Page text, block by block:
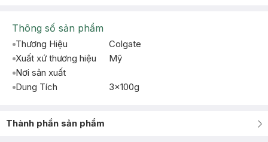
Thông số sản phẩm
Thương Hiệu
Colgate
Xuất xứ thương hiệu
Mỹ
Nơi sản xuất
Dung Tích
3x100g
Thành phần sản phẩm